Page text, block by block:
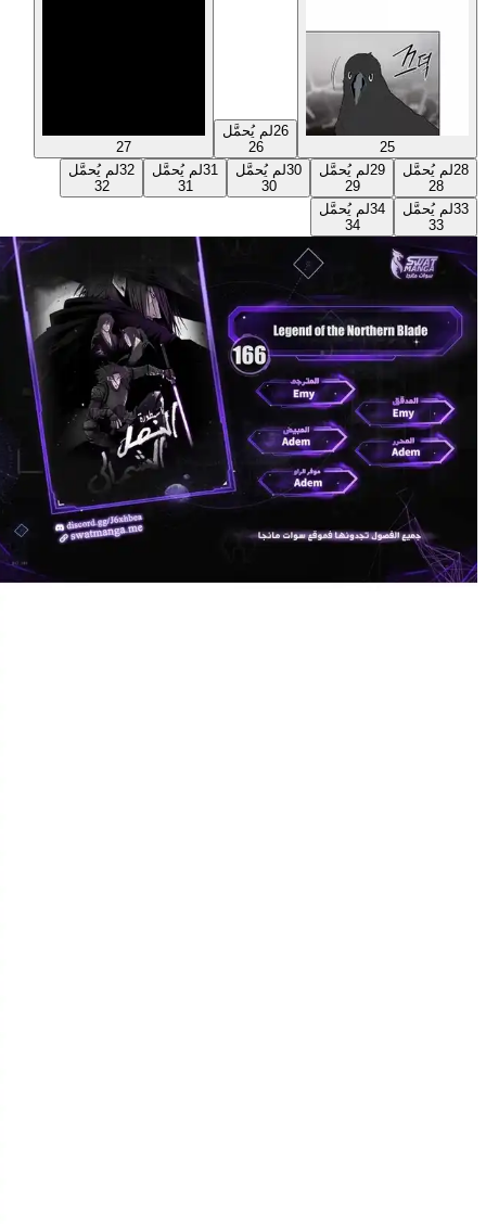
25
26لم يُحمَّل
26
27
28لم يُحمَّل
28
29لم يُحمَّل
29
30لم يُحمَّل
30
31لم يُحمَّل
31
32لم يُحمَّل
32
33لم يُحمَّل
33
34لم يُحمَّل
34